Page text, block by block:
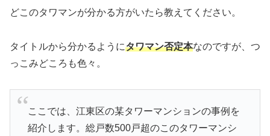
どこのタワマンが分かる方がいたら教えてください。
タイトルから分かるようにタワマン否定本なのですが、つ
っこみどころも色々。
ここでは、江東区の某タワーマンションの事例を
紹介します。総戸数500戸超のこのタワーマンシ